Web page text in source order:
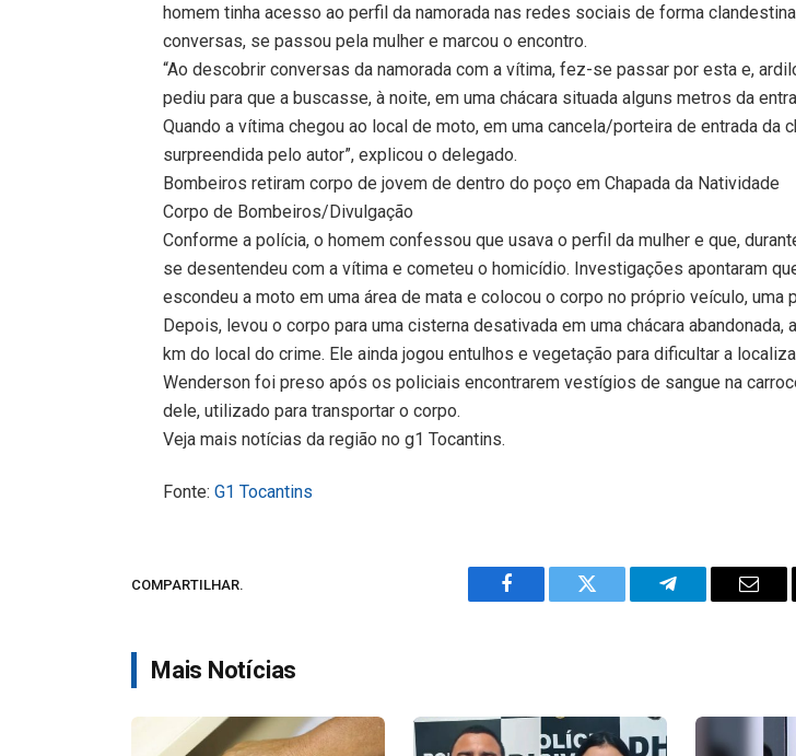
homem tinha acesso ao perfil da namorada nas redes sociais de forma
conversas, se passou pela mulher e marcou o encontro.
“Ao descobrir conversas da namorada com a vítima, fez-se passar por esta e,
pediu para que a buscasse, à noite, em uma chácara situada alguns metros da
Quando a vítima chegou ao local de moto, em uma cancela/porteira de entrada da
surpreendida pelo autor”, explicou o delegado.
Bombeiros retiram corpo de jovem de dentro do poço em Chapada da Natividade
Corpo de Bombeiros/Divulgação
Conforme a polícia, o homem confessou que usava o perfil da mulher e que,
se desentendeu com a vítima e cometeu o homicídio. Investigações apontaram
escondeu a moto em uma área de mata e colocou o corpo no próprio veículo, uma
Depois, levou o corpo para uma cisterna desativada em uma chácara abandonada,
km do local do crime. Ele ainda jogou entulhos e vegetação para dificultar a
Wenderson foi preso após os policiais encontrarem vestígios de sangue na
dele, utilizado para transportar o corpo.
Veja mais notícias da região no g1 Tocantins.
Fonte:G1 Tocantins
COMPARTILHAR.
Facebook Twitter Telegram Email
Mais Notícias